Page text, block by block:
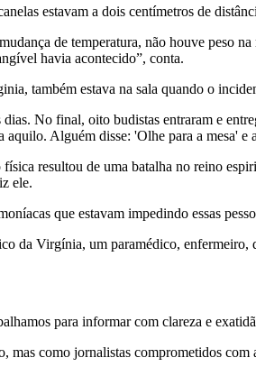
estavam a dois centímetros de
de temperatura, não houve peso
havia acontecido”, conta.
também estava na sala quando o
No final, oito budistas entraram e
Alguém disse: 'Olhe para a mesa' e
resultou de uma batalha no reino
ele.
que estavam impedindo essas
da Virgínia, um paramédico, enfermeiro,
para informar com clareza e
mas como jornalistas comprometidos